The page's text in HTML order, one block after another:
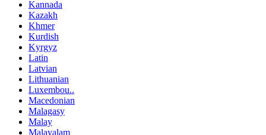
Kannada
Kazakh
Khmer
Kurdish
Kyrgyz
Latin
Latvian
Lithuanian
Luxembou..
Macedonian
Malagasy
Malay
Malayalam